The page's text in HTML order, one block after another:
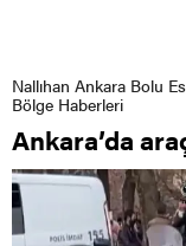
Nallıhan Ankara Bolu
Bölge Haberleri
Ankara’da